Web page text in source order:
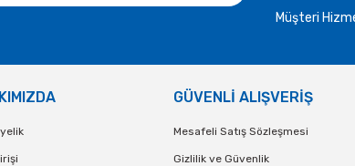
Müşteri
GÜVENLİ ALIŞVERİŞ
Mesafeli Satış Sözleşmesi
Gizlilik ve Güvenlik